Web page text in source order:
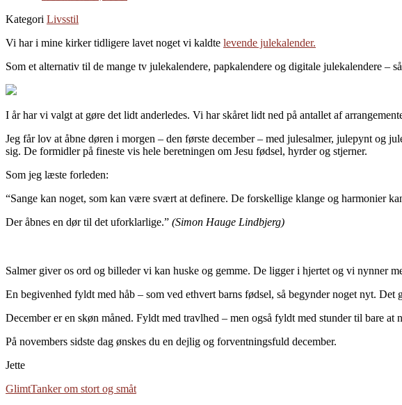
Kategori Livsstil
Vi har i mine kirker tidligere lavet noget vi kaldte levende julekalender.
Som et alternativ til de mange tv julekalendere, papkalendere og digitale julekalendere –
I år har vi valgt at gøre det lidt anderledes. Vi har skåret lidt ned på antallet af
Jeg får lov at åbne døren i morgen – den første december – med julesalmer, julepynt og
sig. De formidler på fineste vis hele beretningen om Jesu fødsel, hyrder og stjerner.
Som jeg læste forleden:
“Sange kan noget, som kan være svært at definere. De forskellige klange og harmonier
Der åbnes en dør til det uforklarlige.” (Simon Hauge Lindbjerg)
Salmer giver os ord og billeder vi kan huske og gemme. De ligger i hjertet og vi nynner
En begivenhed fyldt med håb – som ved ethvert barns fødsel, så begynder noget nyt.
December er en skøn måned. Fyldt med travlhed – men også fyldt med stunder til bare at
På novembers sidste dag ønskes du en dejlig og forventningsfuld december.
Jette
GlimtTanker om stort og småt